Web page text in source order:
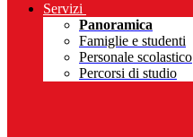
Servizi
Panoramica
Famiglie e studenti
Personale scolastico
Percorsi di studio